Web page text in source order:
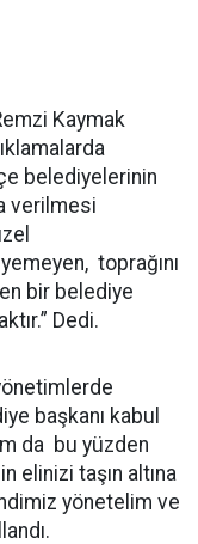
Kaymak
belediyelerinin
verilmesi
toprağını
bir belediye
Dedi.
başkanı kabul
da bu yüzden
elinizi taşın altına
yönetelim ve